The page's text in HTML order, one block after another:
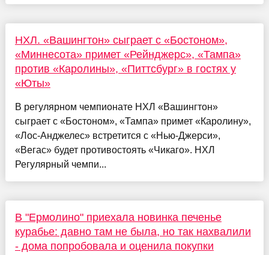
НХЛ. «Вашингтон» сыграет с «Бостоном»,
«Миннесота» примет «Рейнджерс», «Тампа»
против «Каролины», «Питтсбург» в гостях у
«Юты»
В регулярном чемпионате НХЛ «Вашингтон»
сыграет с «Бостоном», «Тампа» примет «Каролину»,
«Лос-Анджелес» встретится с «Нью-Джерси»,
«Вегас» будет противостоять «Чикаго». НХЛ
Регулярный чемпи...
В "Ермолино" приехала новинка печенье
курабье: давно там не была, но так нахвалили
- дома попробовала и оценила покупки